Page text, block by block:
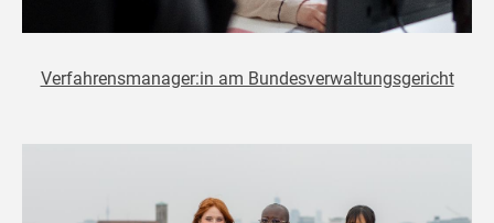
Verfahrensmanager:in am Bundesverwaltungsgericht